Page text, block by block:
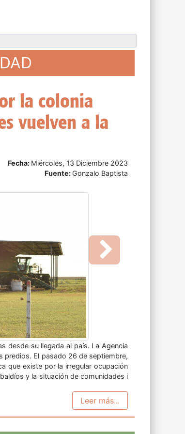
como su
se convirtió este jueves en el quinto
fuera oficializada en la LXIII cumbre
...
Leer más...
Next